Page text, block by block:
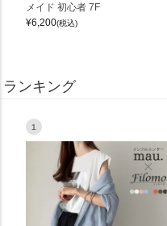
メイド 初心者 7F
¥6,200(税込)
ランキング
1